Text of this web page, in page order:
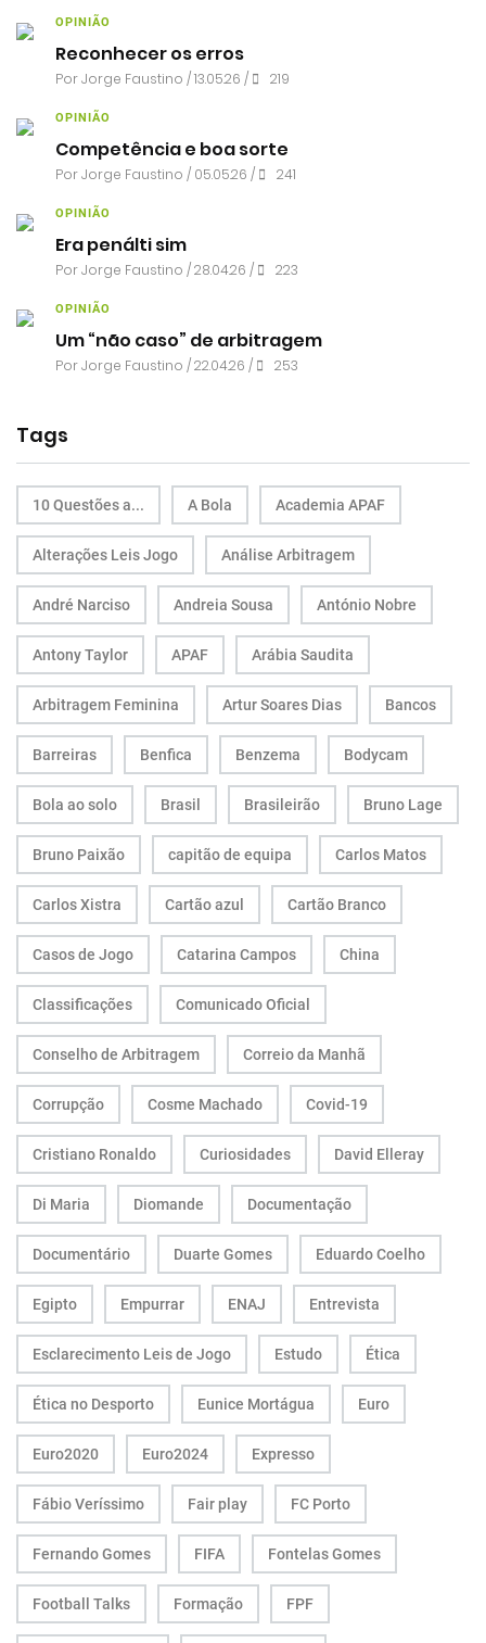
OPINIÃO
Reconhecer os erros
PorJorge Faustino / 13.05.26 / 219
OPINIÃO
Competência e boa sorte
PorJorge Faustino / 05.05.26 / 241
OPINIÃO
Era penálti sim
PorJorge Faustino / 28.04.26 / 223
OPINIÃO
Um “não caso” de arbitragem
PorJorge Faustino / 22.04.26 / 253
Tags
10 Questões a... A Bola Academia APAF
Alterações Leis Jogo Análise Arbitragem
André Narciso Andreia Sousa António Nobre
Antony Taylor APAF Arábia Saudita
Arbitragem Feminina Artur Soares Dias Bancos
Barreiras Benfica Benzema Bodycam
Bola ao solo Brasil Brasileirão Bruno Lage
Bruno Paixão capitão de equipa Carlos Matos
Carlos Xistra Cartão azul Cartão Branco
Casos de Jogo Catarina Campos China
Classificações Comunicado Oficial
Conselho de Arbitragem Correio da Manhã
Corrupção Cosme Machado Covid-19
Cristiano Ronaldo Curiosidades David Elleray
Di Maria Diomande Documentação
Documentário Duarte Gomes Eduardo Coelho
Egipto Empurrar ENAJ Entrevista
Esclarecimento Leis de Jogo Estudo Ética
Ética no Desporto Eunice Mortágua Euro
Euro2020 Euro2024 Expresso
Fábio Veríssimo Fair play FC Porto
Fernando Gomes FIFA Fontelas Gomes
Football Talks Formação FPF